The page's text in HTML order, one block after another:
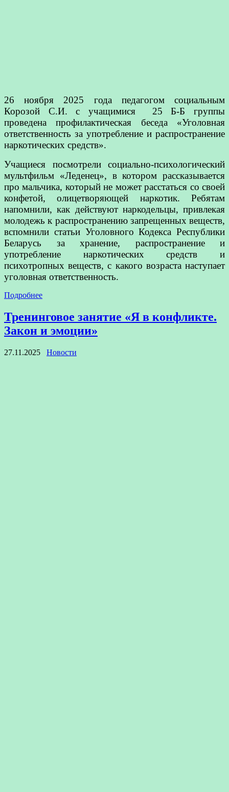
26 ноября 2025 года педагогом социальным
Корозой С.И. с учащимися 25 Б-Б группы
проведена профилактическая беседа «Уголовная
ответственность за употребление и распространение
наркотических средств».
Учащиеся посмотрели социально-психологический
мультфильм «Леденец», в котором рассказывается
про мальчика, который не может расстаться со своей
конфетой, олицетворяющей наркотик. Ребятам
напомнили, как действуют наркодельцы, привлекая
молодежь к распространению запрещенных веществ,
вспомнили статьи Уголовного Кодекса Республики
Беларусь за хранение, распространение и
употребление наркотических средств и
психотропных веществ, с какого возраста наступает
уголовная ответственность.
Подробнее
Тренинговое занятие «Я в конфликте.
Закон и эмоции»
27.11.2025 Новости